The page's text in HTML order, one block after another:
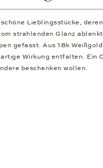
Lieblingsstücke,
strahlenden Glanz
gefasst. Aus 18k
Wirkung entfalten. Ein
beschenken wollen.